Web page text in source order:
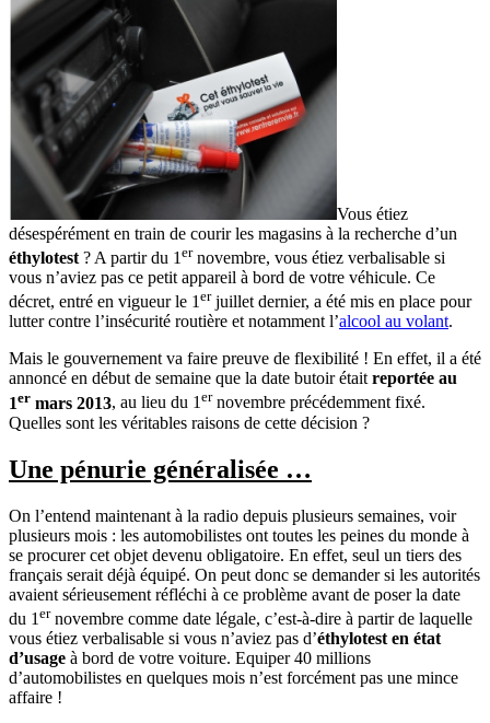
Vous étiez
désespérément en train de courir les magasins à la recherche d’un
éthylotest ? A partir du 1 ernovembre, vous étiez verbalisable si
vous n’aviez pas ce petit appareil à bord de votre véhicule. Ce
décret, entré en vigueur le 1erjuillet dernier, a été mis en place pour
lutter contre l’insécurité routière et notamment l’alcool au volant.
Mais le gouvernement va faire preuve de flexibilité ! En effet, il a été
annoncé en début de semaine que la date butoir étaitreportée au
1er mars 2013, au lieu du 1ernovembre précédemment fixé.
Quelles sont les véritables raisons de cette décision ?
Une pénurie généralisée …
On l’entend maintenant à la radio depuis plusieurs semaines, voir
plusieurs mois : les automobilistes ont toutes les peines du monde à
se procurer cet objet devenu obligatoire. En effet, seul un tiers des
français serait déjà équipé. On peut donc se demander si les autorités
avaient sérieusement réfléchi à ce problème avant de poser la date
du 1 ernovembre comme date légale, c’est-à-dire à partir de laquelle
vous étiez verbalisable si vous n’aviez pas d’éthylotest en état
d’usage à bord de votre voiture. Equiper 40 millions
d’automobilistes en quelques mois n’est forcément pas une mince
affaire !